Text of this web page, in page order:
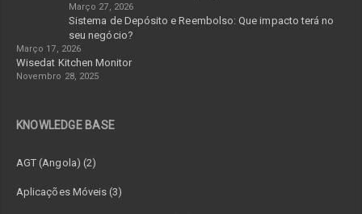
Março 27, 2026
Sistema de Depósito e Reembolso: Que impacto terá no
seu negócio?
Março 17, 2026
Wisedat Kitchen Monitor
Novembro 28, 2025
KNOWLEDGE BASE
AGT (Angola) (2)
Aplicações Móveis (3)